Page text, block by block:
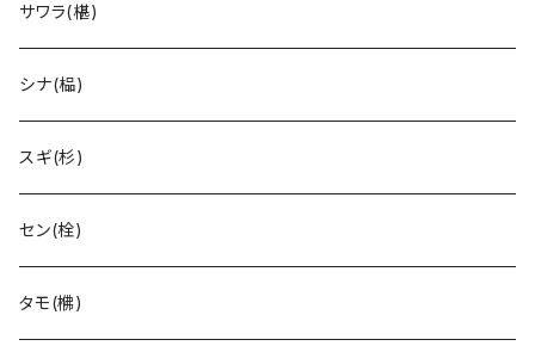
サワラ(椹)
シナ(榀)
スギ(杉)
セン(栓)
タモ(梻)